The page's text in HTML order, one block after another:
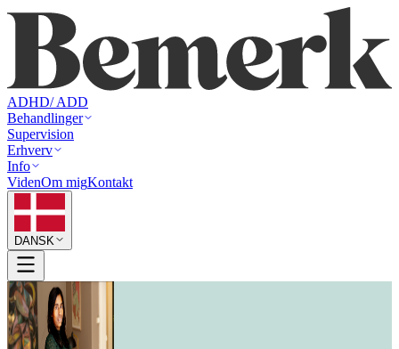
ADHD/ ADD
Behandlinger
Supervision
Erhverv
Info
VidenOm migKontakt
DANSK